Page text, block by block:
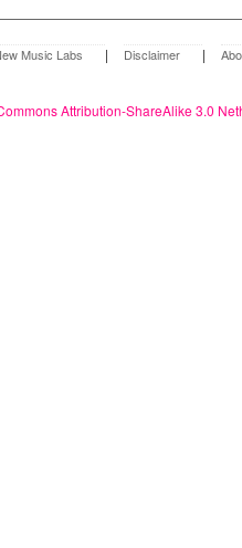
Music Labs | Disclaimer |
Attribution-ShareAlike 3.0